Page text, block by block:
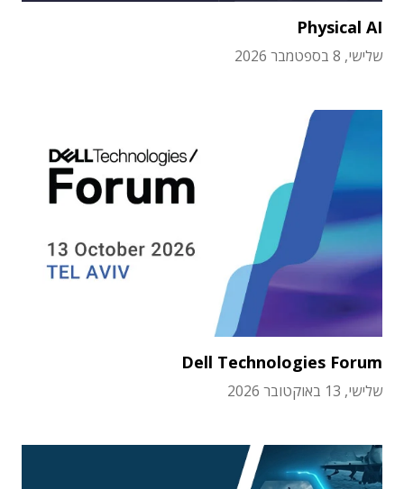
Physical AI
שלישי, 8 בספטמבר 2026
Dell Technologies Forum
שלישי, 13 באוקטובר 2026